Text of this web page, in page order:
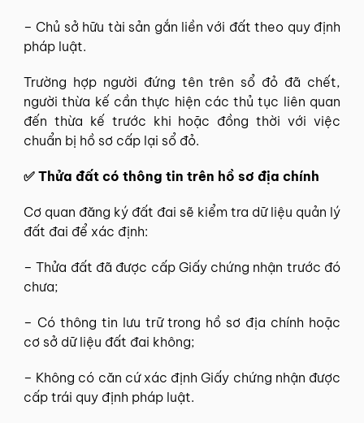
– Chủ sở hữu tài sản gắn liền với đất theo quy định
pháp luật.
Trường hợp người đứng tên trên sổ đỏ đã chết,
người thừa kế cần thực hiện các thủ tục liên quan
đến thừa kế trước khi hoặc đồng thời với việc
chuẩn bị hồ sơ cấp lại sổ đỏ.
✅ Thửa đất có thông tin trên hồ sơ địa chính
Cơ quan đăng ký đất đai sẽ kiểm tra dữ liệu quản lý
đất đai để xác định:
– Thửa đất đã được cấp Giấy chứng nhận trước đó
chưa;
– Có thông tin lưu trữ trong hồ sơ địa chính hoặc
cơ sở dữ liệu đất đai không;
– Không có căn cứ xác định Giấy chứng nhận được
cấp trái quy định pháp luật.